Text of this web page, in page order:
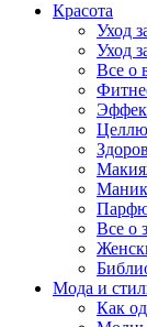
Красота
Уход
Уход
Все о
Все о
Мода и
Как